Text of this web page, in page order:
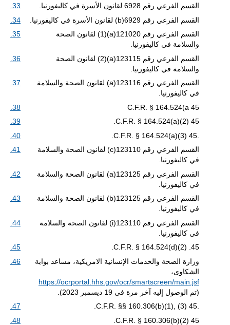
33.
القسم الفرعي رقم 6928 لقانون الأسرة في كاليفورنيا.
34.
القسم الفرعي رقم 6929(b) لقانون الأسرة في كاليفورنيا.
35.
القسم الفرعي رقم 121020(a)(1) لقانون الصحة
والسلامة في كاليفورنيا.
36.
القسم الفرعي رقم 123115(a)(2) لقانون الصحة
والسلامة في كاليفورنيا.
37.
القسم الفرعي رقم 123116(a) لقانون الصحة والسلامة
في كاليفورنيا.
38.
45 C.F.R. § 164.524(a
39.
45 C.F.R. § 164.524(a)(2).
40.
41.
القسم الفرعي رقم 123110(c) لقانون الصحة والسلامة
في كاليفورنيا.
42.
القسم الفرعي رقم 123125(a) لقانون الصحة والسلامة
في كاليفورنيا.
43.
القسم الفرعي رقم 123125(b) لقانون الصحة والسلامة
في كاليفورنيا.
44.
القسم الفرعي رقم 123110(i) لقانون الصحة والسلامة
في كاليفورنيا.
45.
45. C.F.R. § 164.524(d)(2).
46.
وزارة الصحة والخدمات الإنسانية الامريكية، مساعد بوابة
الشكاوى،
https://ocrportal.hhs.gov/ocr/smartscreen/main.jsf
(تم الوصول إليه آخر مرة في 19 ديسمبر 2023).
47.
.45 C.F.R. §§ 160.306(b)(1), (3).
48.
45 C.F.R. § 160.306(b)(2).